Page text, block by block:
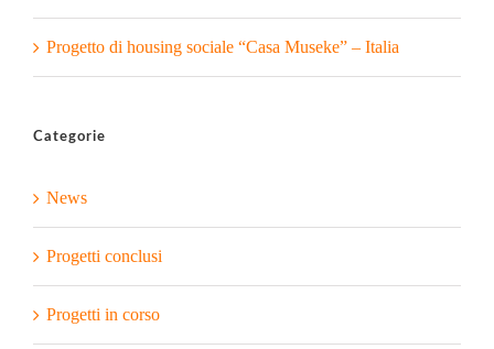
Progetto di housing sociale “Casa Museke” – Italia
Categorie
News
Progetti conclusi
Progetti in corso